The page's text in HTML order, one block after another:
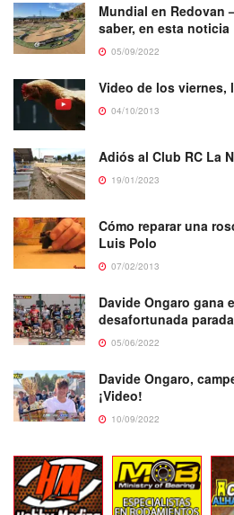
Mundial en Redovan
saber, en esta noticia
05/09/2022
Video de los viernes,
04/10/2013
Adiós al Club RC La
19/01/2023
Cómo reparar una
Luis Polo
07/02/2013
Davide Ongaro gana
desafortunada
05/06/2022
Davide Ongaro,
¡Video!
10/09/2022